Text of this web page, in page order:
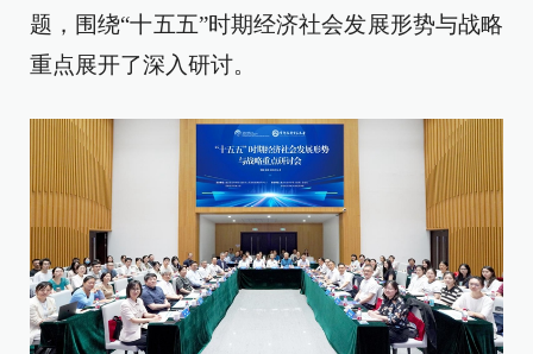
题，围绕“十五五”时期经济社会发展形势与战略
重点展开了深入研讨。